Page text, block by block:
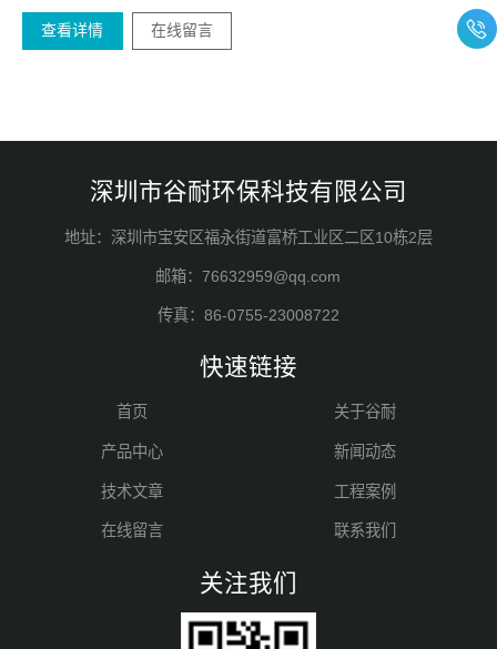
查看详情 在线留言
深圳市谷耐环保科技有限公司
地址：深圳市宝安区福永街道富桥工业区二区10栋2层
邮箱：76632959@qq.com
传真：86-0755-23008722
快速链接
首页 关于谷耐
产品中心 新闻动态
技术文章 工程案例
在线留言 联系我们
关注我们